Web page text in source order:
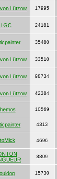
Lützow 17995
LGC 24181
35480
Lützow 33510
Lützow 98734
Lützow 42384
10569
4313
4696
8809
15730